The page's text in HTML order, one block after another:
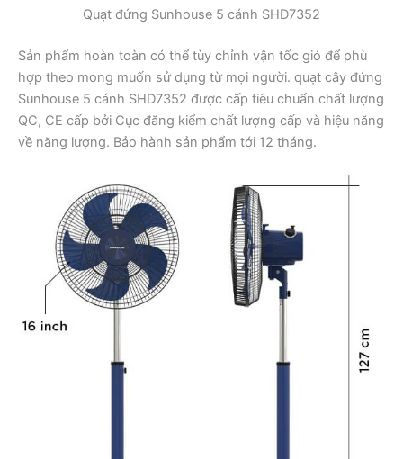
Quạt đứng Sunhouse 5 cánh SHD7352
Sản phẩm hoàn toàn có thể tùy chỉnh vận tốc gió để phù
hợp theo mong muốn sử dụng từ mọi người. quạt cây đứng
Sunhouse 5 cánh SHD7352 được cấp tiêu chuẩn chất lượng
QC, CE cấp bởi Cục đăng kiểm chất lượng cấp và hiệu năng
về năng lượng. Bảo hành sản phẩm tới 12 tháng.